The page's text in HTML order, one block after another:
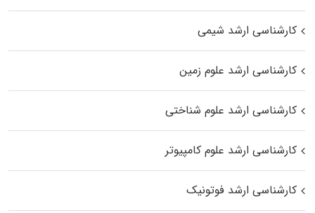
کارشناسی ارشد شیمی
کارشناسی ارشد علوم زمین
کارشناسی ارشد علوم شناختی
کارشناسی ارشد علوم کامپیوتر
کارشناسی ارشد فوتونیک